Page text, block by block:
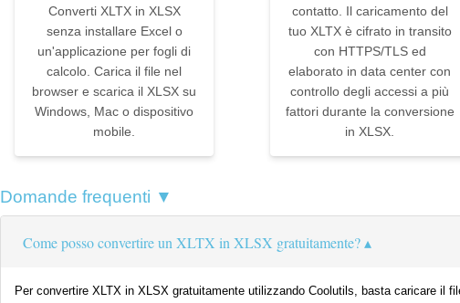
Converti XLTX in XLSX
senza installare Excel o
un'applicazione per fogli di
calcolo. Carica il file nel
browser e scarica il XLSX su
Windows, Mac o dispositivo
mobile.
contatto. Il caricamento del
tuo XLTX è cifrato in transito
con HTTPS/TLS ed
elaborato in data center con
controllo degli accessi a più
fattori durante la conversione
in XLSX.
Domande frequenti ▼
Come posso convertire un XLTX in XLSX gratuitamente?
Per convertire XLTX in XLSX gratuitamente utilizzando Coolutils, basta caricare